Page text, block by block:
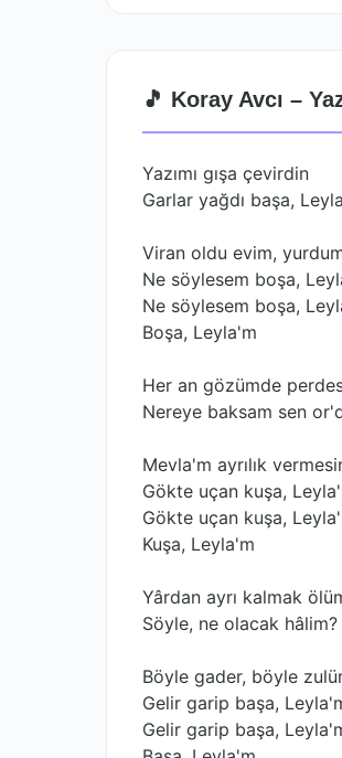
🎵 Koray Avcı –
Yazımı gışa çevirdin
Garlar yağdı başa,
Viran oldu evim,
Ne söylesem boşa,
Ne söylesem boşa,
Boşa, Leyla'm
Her an gözümde
Nereye baksam sen
Mevla'm ayrılık
Gökte uçan kuşa,
Gökte uçan kuşa,
Kuşa, Leyla'm
Yârdan ayrı kalmak
Söyle, ne olacak hâlim?
Böyle gader, böyle
Gelir garip başa,
Gelir garip başa,